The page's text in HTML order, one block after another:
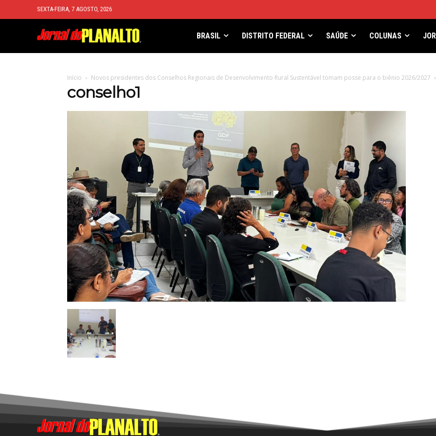
SEXTA-FEIRA, 7 AGOSTO, 2026
BRASIL DISTRITO FEDERAL SAÚDE COLUNAS
Início Novos presidentes dos Conselhos Regionais de Desenvolvimento Rural Sustentável tomam posse para o biênio 2026/2027
conselho1